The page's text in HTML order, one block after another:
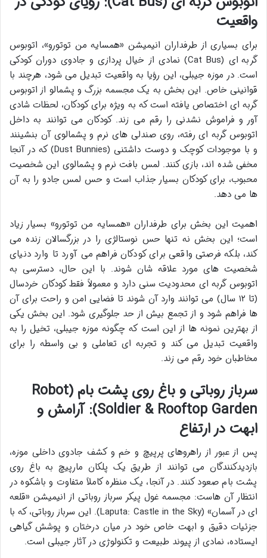
واقعیت
برای بسیاری از طرفداران انیمیشن «همسایه من توتورو»، اتوبوس
گربه ای (Cat Bus) نمادی از خیال پردازی و جادوی دوران کودکی
است. در موزه جیبلی، این رؤیا به واقعیت تبدیل می شود، هرچند با
قوانینی خاص. این بخش به یک مجسمه بزرگ و پشمالو از اتوبوس
گربه ای اختصاص یافته است که به ویژه برای کودکان، لحظات شادی
آور و فراموش نشدنی را رقم می زند. کودکان می توانند به داخل
اتوبوس گربه ای رفته، روی صندلی های نرم و پشمالوی آن بنشینند
و با موجودات کوچک و دوست داشتنی (Dust Bunnies) که در آنجا
مخفی شده اند، بازی کنند. لمس بافت نرم و پشمالوی این شخصیت
محبوب، برای کودکان بسیار جذاب است و حس لمس جادو را به آن
ها می دهد.
اهمیت این بخش برای طرفداران «همسایه من توتورو» بسیار زیاد
است؛ این بخش نه تنها حس نوستالژی را در بزرگسالان زنده می
کند، بلکه فرصتی واقعی برای کودکان فراهم می آورد تا وارد دنیای
شخصیت های مورد علاقه شان شوند. با این حال، دسترسی به
اتوبوس گربه ای محدودیت سنی دارد و معمولاً فقط کودکان خردسال
(تا ۱۲ سال) می توانند وارد آن شوند تا فضایی امن و راحت برای آن
ها فراهم شود و از تجمع بیش از حد جلوگیری شود. این بخش یکی
از بهترین نمونه ها از این است که چگونه موزه جیبلی، تخیل را به
واقعیت تبدیل می کند و تجربه ای تعاملی و بی واسطه را برای
مخاطبان خود رقم می زند.
سرباز روباتی و باغ روی پشت بام (Robot
Soldier & Rooftop Garden): آرامش و
ابهت در ارتفاع
پس از عبور از راهروهای پرپیچ و خم و کشف جادوی داخلی موزه،
بازدیدکنندگان می توانند از طریق یک پلکان مارپیچ به باغ روی
پشت بام صعود کنند. در آنجا، یک منظره کاملاً متفاوت و باشکوه در
انتظار آن هاست: مجسمه غول پیکر سرباز روباتی از انیمیشن «قلعه
ای در آسمان» (Laputa: Castle in the Sky). این سرباز روباتی، که با
جزئیات دقیق و ابهت خاص خود در میان درختان و پوشش گیاهی
ایستاده، نمادی از پیوند طبیعت و تکنولوژی در آثار جیبلی است.